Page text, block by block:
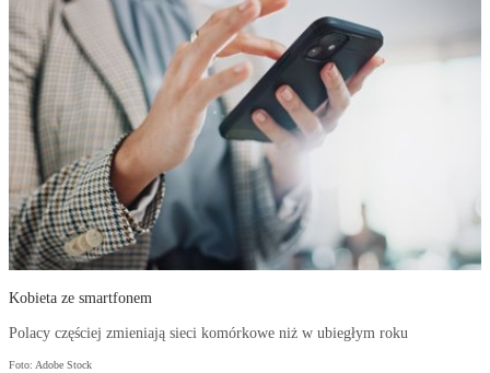
Kobieta ze smartfonem
Polacy częściej zmieniają sieci komórkowe niż w ubiegłym roku
Foto: Adobe Stock